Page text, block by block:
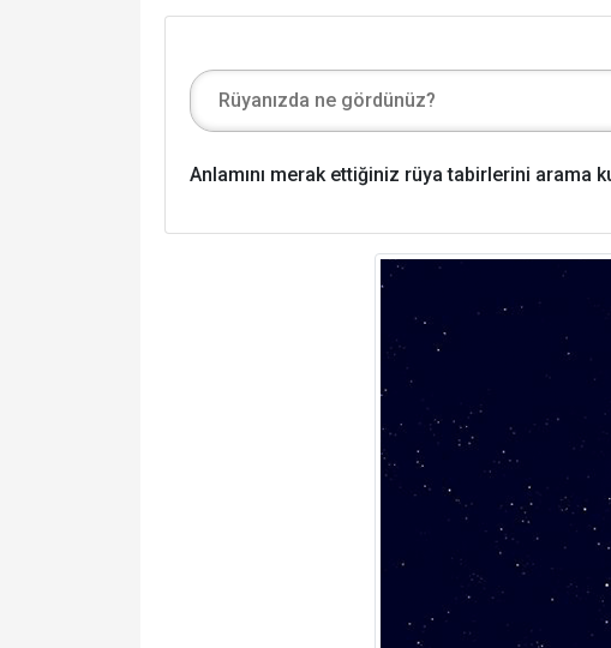
Anlamını merak ettiğiniz rüya tabirlerini arama